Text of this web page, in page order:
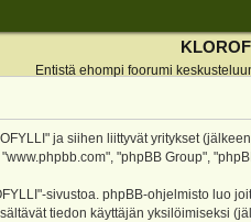
Entistä ehompi foorumi
ja siihen liittyvät yritykset
"phpBB Group",
sivustoa. phpBB-ohjelmisto luo
tiedon käyttäjän yksilöimiseksi